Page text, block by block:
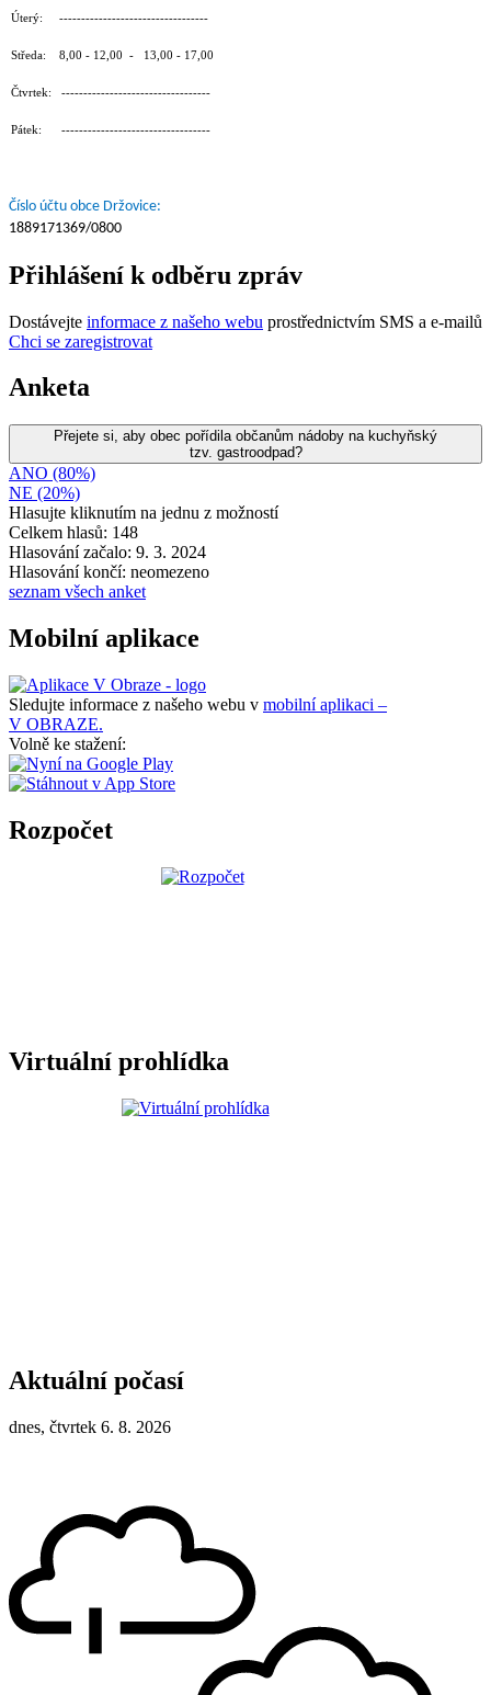
Úterý: ----------------------------------
Středa: 8,00 - 12,00 - 13,00 - 17,00
Čtvrtek: ----------------------------------
Pátek: ----------------------------------
Číslo účtu obce Držovice:
1889171369/0800
Přihlášení k odběru zpráv
Dostávejte informace z našeho webu prostřednictvím SMS a e-mailů
Chci se zaregistrovat
Anketa
Přejete si, aby obec pořídila občanům nádoby na kuchyňský
tzv. gastroodpad?
ANO (80%)
NE (20%)
Hlasujte kliknutím na jednu z možností
Celkem hlasů: 148
Hlasování začalo: 9. 3. 2024
Hlasování končí: neomezeno
seznam všech anket
Mobilní aplikace
Sledujte informace z našeho webu v mobilní aplikaci –
V OBRAZE.
Volně ke stažení:
Rozpočet
Virtuální prohlídka
Aktuální počasí
dnes, čtvrtek 6. 8. 2026